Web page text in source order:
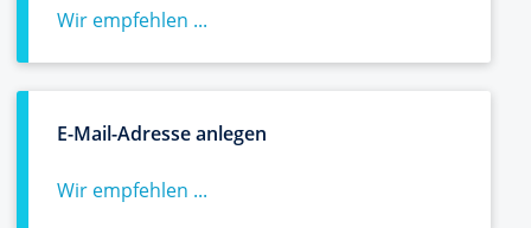
Wir empfehlen ...
E-Mail-Adresse anlegen
Wir empfehlen ...